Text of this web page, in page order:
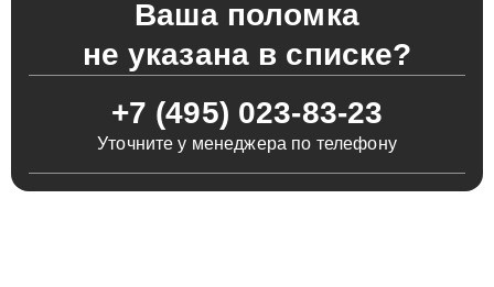
Ваша поломка
не указана в списке?
+7 (495) 023-83-23
Уточните у менеджера по телефону